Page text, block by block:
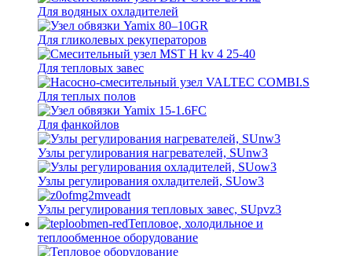
Для водяных охладителей
Для гликолевых рекуператоров
Для тепловых завес
Для теплых полов
Для фанкойлов
Узлы регулирования нагревателей, SUnw3
Узлы регулирования охладителей, SUow3
Узлы регулирования тепловых завес, SUpvz3
Тепловое, холодильное и
теплообменное оборудование